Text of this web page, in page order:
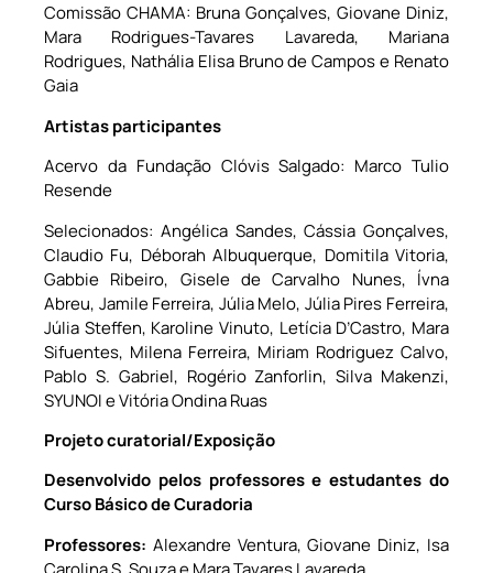
Comissão CHAMA: Bruna Gonçalves, Giovane Diniz,
Mara Rodrigues-Tavares Lavareda, Mariana
Rodrigues, Nathália Elisa Bruno de Campos e Renato
Gaia
Artistas participantes
Acervo da Fundação Clóvis Salgado: Marco Tulio
Resende
Selecionados: Angélica Sandes, Cássia Gonçalves,
Claudio Fu, Déborah Albuquerque, Domitila Vitoria,
Gabbie Ribeiro, Gisele de Carvalho Nunes, Ívna
Abreu, Jamile Ferreira, Júlia Melo, Júlia Pires Ferreira,
Júlia Steffen, Karoline Vinuto, Letícia D’Castro, Mara
Sifuentes, Milena Ferreira, Miriam Rodriguez Calvo,
Pablo S. Gabriel, Rogério Zanforlin, Silva Makenzi,
SYUNOI e Vitória Ondina Ruas
Projeto curatorial/Exposição
Desenvolvido pelos professores e estudantes do
Curso Básico de Curadoria
Professores: Alexandre Ventura, Giovane Diniz, Isa